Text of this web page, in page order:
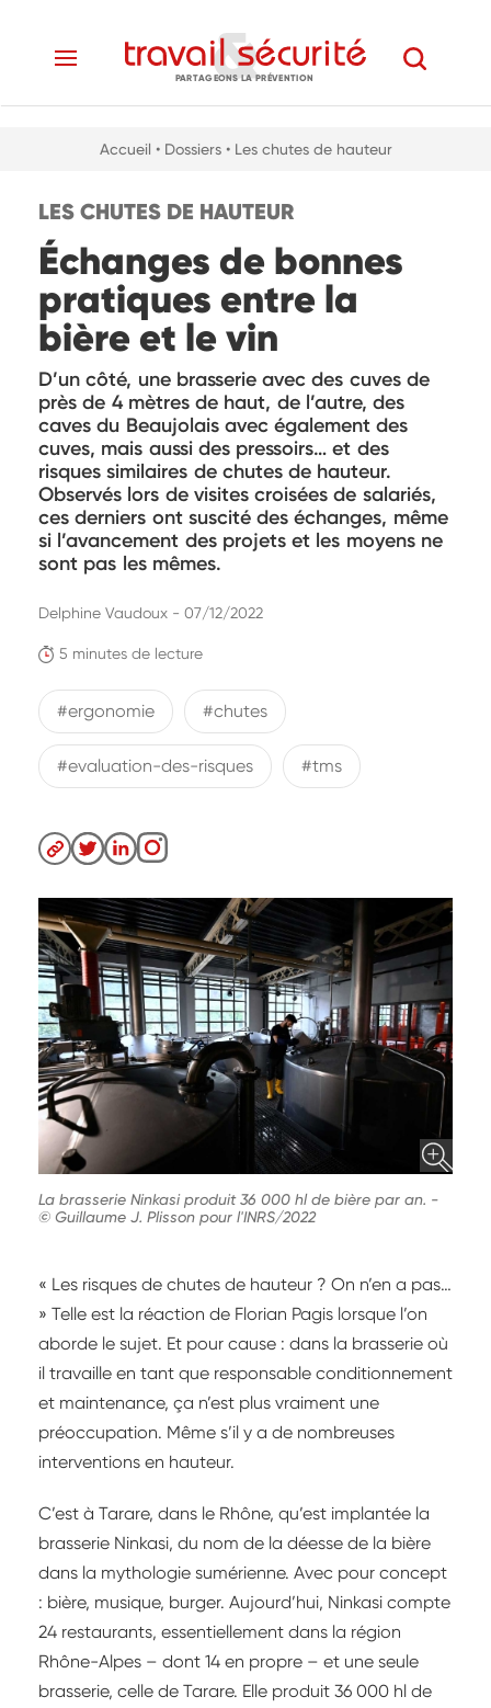
PARTAGEONS LA PRÉVENTION
Accueil • Dossiers • Les chutes de hauteur
LES CHUTES DE HAUTEUR
Échanges de bonnes
pratiques entre la
bière et le vin
D’un côté, une brasserie avec des cuves de
près de 4 mètres de haut, de l’autre, des
caves du Beaujolais avec également des
cuves, mais aussi des pressoirs… et des
risques similaires de chutes de hauteur.
Observés lors de visites croisées de salariés,
ces derniers ont suscité des échanges, même
si l’avancement des projets et les moyens ne
sont pas les mêmes.
5 minutes de lecture
Delphine Vaudoux - 07/12/2022
#ergonomie #chutes
#evaluation-des-risques #tms
La brasserie Ninkasi produit 36 000 hl de bière par an. -
© Guillaume J. Plisson pour l'INRS/2022
« Les risques de chutes de hauteur ? On n’en a pas…
» Telle est la réaction de Florian Pagis lorsque l’on
aborde le sujet. Et pour cause : dans la brasserie où
il travaille en tant que responsable conditionnement
et maintenance, ça n’est plus vraiment une
préoccupation. Même s’il y a de nombreuses
interventions en hauteur.
C’est à Tarare, dans le Rhône, qu’est implantée la
brasserie Ninkasi, du nom de la déesse de la bière
dans la mythologie sumérienne. Avec pour concept
: bière, musique, burger. Aujourd’hui, Ninkasi compte
24 restaurants, essentiellement dans la région
Rhône-Alpes – dont 14 en propre – et une seule
brasserie, celle de Tarare. Elle produit 36 000 hl de